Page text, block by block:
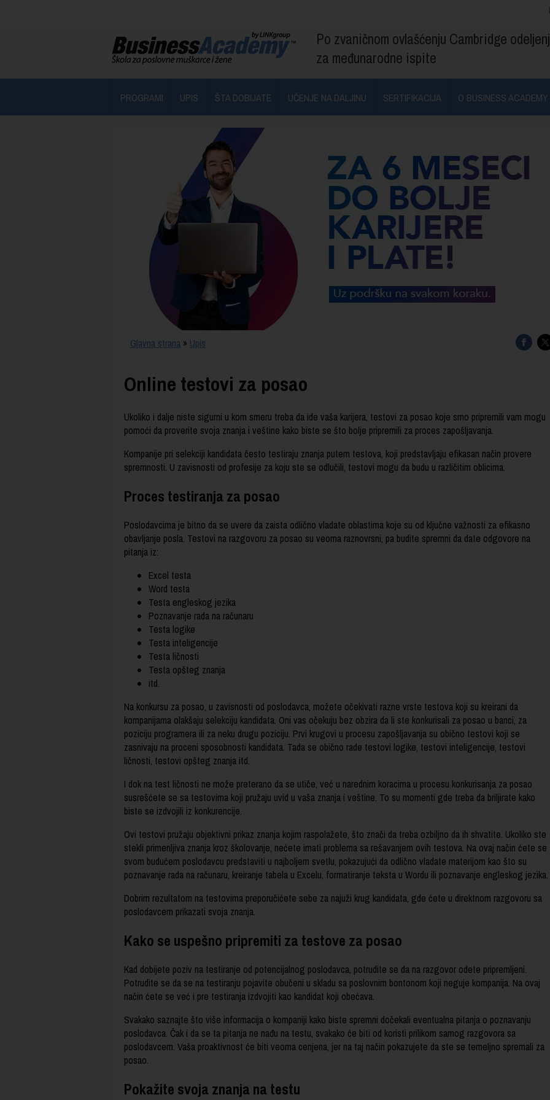
Po zvaničnom ovlašćenju Cambridge
za međunarodne ispite
PROGRAMI UPIS ŠTA DOBIJATE UČENJE NA DALJINU SERTIFIKACIJA O BUSINESS ACADEMY
Glavna strana » Upis
Online testovi za posao
Ukoliko i dalje niste sigurni u kom smeru treba da ide vaša karijera, testovi za posao koje smo pripremili vam mogu
pomoći da proverite svoja znanja i veštine kako biste se što bolje pripremili za proces zapošljavanja.
Kompanije pri selekciji kandidata često testiraju znanja putem testova, koji predstavljaju efikasan način provere
spremnosti. U zavisnosti od profesije za koju ste se odlučili, testovi mogu da budu u različitim oblicima.
Proces testiranja za posao
Poslodavcima je bitno da se uvere da zaista odlično vladate oblastima koje su od ključne važnosti za efikasno
obavljanje posla. Testovi na razgovoru za posao su veoma raznovrsni, pa budite spremni da date odgovore na
pitanja iz:
Excel testa
Word testa
Testa engleskog jezika
Poznavanje rada na računaru
Testa logike
Testa inteligencije
Testa ličnosti
Testa opšteg znanja
itd.
Na konkursu za posao, u zavisnosti od poslodavca, možete očekivati razne vrste testova koji su kreirani da
kompanijama olakšaju selekciju kandidata. Oni vas očekuju bez obzira da li ste konkurisali za posao u banci, za
poziciju programera ili za neku drugu poziciju. Prvi krugovi u procesu zapošljavanja su obično testovi koji se
zasnivaju na proceni sposobnosti kandidata. Tada se obično rade testovi logike, testovi inteligencije, testovi
ličnosti, testovi opšteg znanja itd.
I dok na test ličnosti ne može preterano da se utiče, već u narednim koracima u procesu konkurisanja za posao
susrešćete se sa testovima koji pružaju uvid u vaša znanja i veštine. To su momenti gde treba da briljirate kako
biste se izdvojili iz konkurencije.
Ovi testovi pružaju objektivni prikaz znanja kojim raspolažete, što znači da treba ozbiljno da ih shvatite. Ukoliko ste
stekli primenljiva znanja kroz školovanje, nećete imati problema sa rešavanjem ovih testova. Na ovaj način ćete se
svom budućem poslodavcu predstaviti u najboljem svetlu, pokazujući da odlično vladate materijom kao što su
poznavanje rada na računaru, kreiranje tabela u Excelu, formatiranje teksta u Wordu ili poznavanje engleskog jezika.
Dobrim rezultatom na testovima preporučićete sebe za najuži krug kandidata, gde ćete u direktnom razgovoru sa
poslodavcem prikazati svoja znanja.
Kako se uspešno pripremiti za testove za posao
Kad dobijete poziv na testiranje od potencijalnog poslodavca, potrudite se da na razgovor odete pripremljeni.
Potrudite se da se na testiranju pojavite obučeni u skladu sa poslovnim bontonom koji neguje kompanija. Na ovaj
način ćete se već i pre testiranja izdvojiti kao kandidat koji obećava.
Svakako saznajte što više informacija o kompaniji kako biste spremni dočekali eventualna pitanja o poznavanju
poslodavca. Čak i da se ta pitanja ne nađu na testu, svakako će biti od koristi prilikom samog razgovora sa
poslodavcem. Vaša proaktivnost će biti veoma cenjena, jer na taj način pokazujete da ste se temeljno spremali za
posao.
Pokažite svoja znanja na testu